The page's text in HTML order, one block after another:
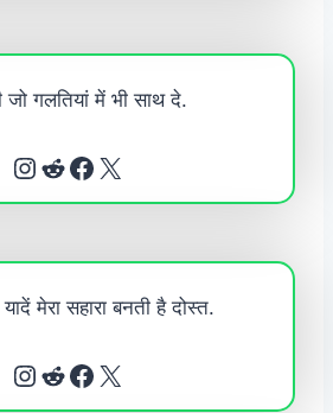
जो गलतियां में भी साथ दे.
Instagram Reddit Facebook X
मेरा सहारा बनती है दोस्त.
Instagram Reddit Facebook X